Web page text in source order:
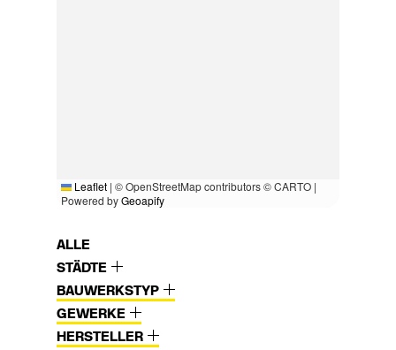
Leaflet | © OpenStreetMap contributors © CARTO |
Powered byGeoapify
ALLE
STÄDTE
BAUWERKSTYP
GEWERKE
HERSTELLER